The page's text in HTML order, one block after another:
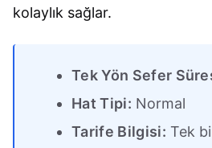
kolaylık sağlar.
Tek Yön Sefer
Hat Tipi: Normal
Tarife Bilgisi: Tek